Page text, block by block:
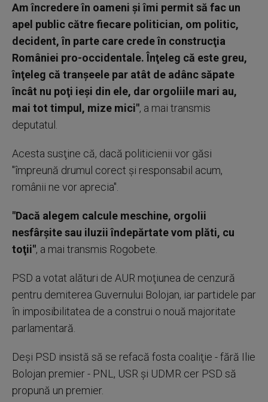
Am încredere în oameni şi îmi permit să fac un
apel public către fiecare politician, om politic,
decident, în parte care crede în construcţia
României pro-occidentale. Înţeleg că este greu,
înţeleg că tranşeele par atât de adânc săpate
încât nu poţi ieşi din ele, dar orgoliile mari au,
mai tot timpul, mize mici", a mai transmis
deputatul.
Acesta susţine că, dacă politicienii vor găsi
"împreună drumul corect şi responsabil acum,
românii ne vor aprecia".
"Dacă alegem calcule meschine, orgolii
nesfârşite sau iluzii îndepărtate vom plăti, cu
toţii", a mai transmis Rogobete.
PSD a votat alături de AUR moţiunea de cenzură
pentru demiterea Guvernului Bolojan, iar partidele par
în imposibilitatea de a construi o nouă majoritate
parlamentară.
Deşi PSD insistă să se refacă fosta coaliţie - fără Ilie
Bolojan premier - PNL, USR şi UDMR cer PSD să
propună un premier.